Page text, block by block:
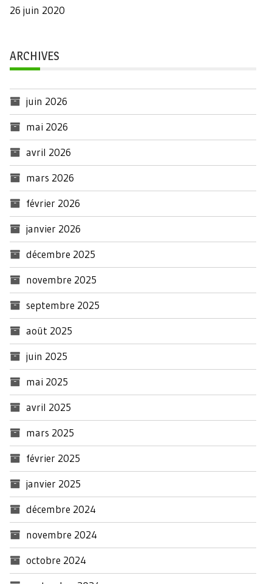
26 juin 2020
ARCHIVES
juin 2026
mai 2026
avril 2026
mars 2026
février 2026
janvier 2026
décembre 2025
novembre 2025
septembre 2025
août 2025
juin 2025
mai 2025
avril 2025
mars 2025
février 2025
janvier 2025
décembre 2024
novembre 2024
octobre 2024